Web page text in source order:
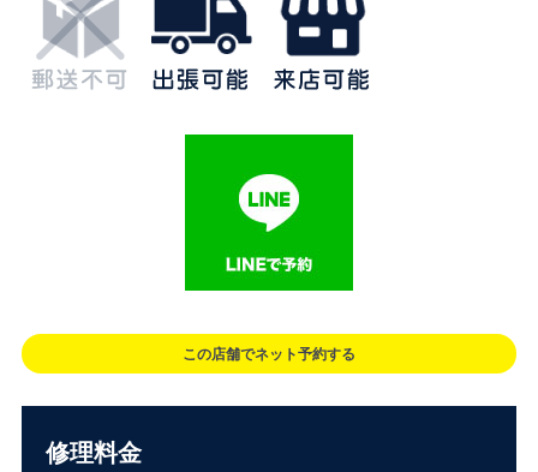
この店舗でネット予約する
修理料金